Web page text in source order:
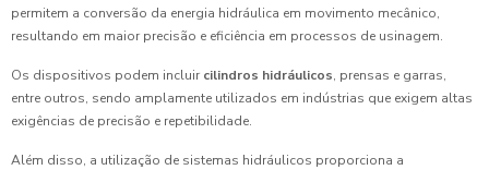
permitem a conversão da energia hidráulica em movimento mecânico,
resultando em maior precisão e eficiência em processos de usinagem.
Os dispositivos podem incluir cilindros hidráulicos, prensas e garras,
entre outros, sendo amplamente utilizados em indústrias que exigem altas
exigências de precisão e repetibilidade.
Além disso, a utilização de sistemas hidráulicos proporciona a